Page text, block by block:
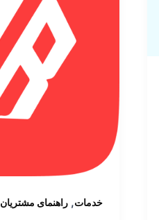
خدمات, راهنمای مشتریان